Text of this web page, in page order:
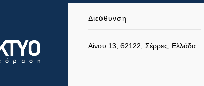
Διεύθυνση
Αίνου 13, 62122, Σέρρες, Ελλάδα